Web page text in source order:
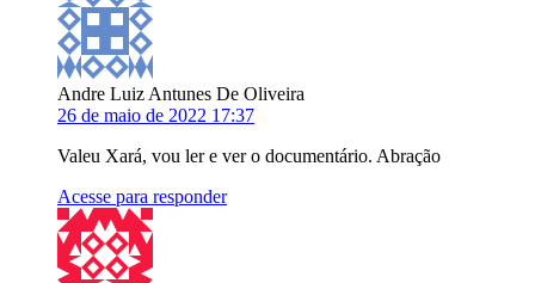
Andre Luiz Antunes De Oliveira
26 de maio de 2022 17:37
Valeu Xará, vou ler e ver o documentário. Abração
Acesse para responder